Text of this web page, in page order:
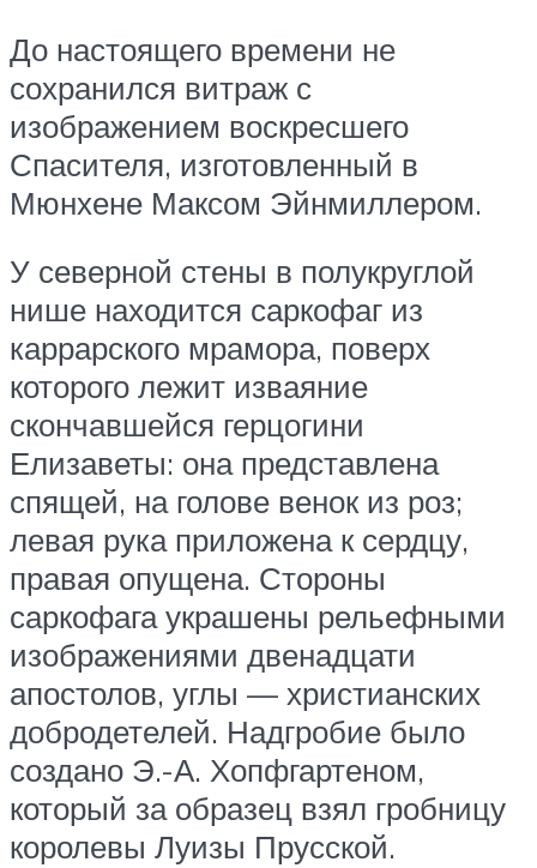
До настоящего времени не
сохранился витраж с
изображением воскресшего
Спасителя, изготовленный в
Мюнхене Максом Эйнмиллером.
У северной стены в полукруглой
нише находится саркофаг из
каррарского мрамора, поверх
которого лежит изваяние
скончавшейся герцогини
Елизаветы: она представлена
спящей, на голове венок из роз;
левая рука приложена к сердцу,
правая опущена. Стороны
саркофага украшены рельефными
изображениями двенадцати
апостолов, углы — христианских
добродетелей. Надгробие было
создано Э.-А. Хопфгартеном,
который за образец взял гробницу
королевы Луизы Прусской.